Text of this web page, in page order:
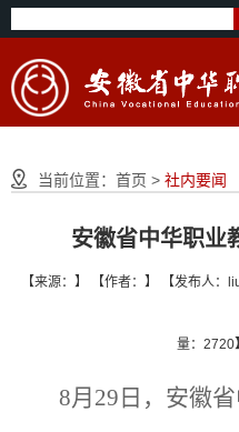
当前位置： 首页 > 社内要闻
安徽省中华职业
【来源：】 【作者：】 【发布人
量：2720
8月29日，安徽